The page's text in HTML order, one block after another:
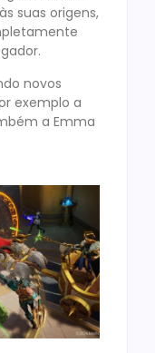
suas origens,
novos
exemplo a
a Emma